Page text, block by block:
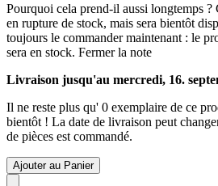
Pourquoi cela prend-il aussi longtemps ?
en rupture de stock, mais sera bientôt
toujours le commander maintenant : le
sera en stock. Fermer la note
Livraison jusqu'au mercredi, 16.
Il ne reste plus qu' 0 exemplaire de ce
bientôt ! La date de livraison peut
de pièces est commandé.
Ajouter au Panier